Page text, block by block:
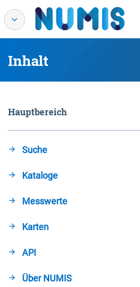
Inhalt
Hauptbereich
Suche
Kataloge
Messwerte
Karten
API
Über NUMIS